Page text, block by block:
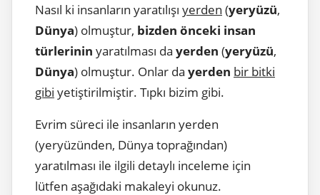
Nasıl ki insanların yaratılışı yerden (yeryüzü,
Dünya) olmuştur, bizden önceki insan
türlerinin yaratılması da yerden (yeryüzü,
Dünya) olmuştur. Onlar da yerden bir bitki
gibi yetiştirilmiştir. Tıpkı bizim gibi.
Evrim süreci ile insanların yerden
(yeryüzünden, Dünya toprağından)
yaratılması ile ilgili detaylı inceleme için
lütfen aşağıdaki makaleyi okunuz.